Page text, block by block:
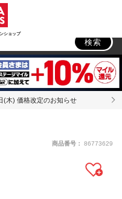
ショップ
検索
(木) 価格改定のお知らせ
商品番号： 86773629